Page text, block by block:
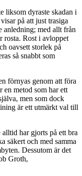
liksom dyraste skadan i
på att just trasiga
anledning; med allt från
rosta. Rost i avloppet
oavsett storlek på
så snabbt som
förnyas genom att föra
en metod som har ett
men som dock
är ett utmärkt val till
har gjorts på ett bra
säkert och med samma
Dessutom är det
Groth,